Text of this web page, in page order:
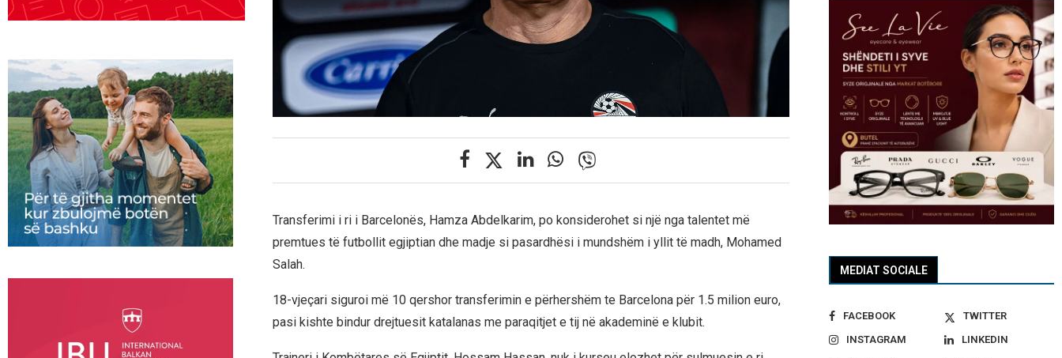
Transferimi i ri i Barcelonës, Hamza Abdelkarim, po konsiderohet si një nga talentet më
premtues të futbollit egjiptian dhe madje si pasardhësi i mundshëm i yllit të madh, Mohamed
Salah.
18-vjeçari siguroi më 10 qershor transferimin e përhershëm te Barcelona për 1.5 milion euro,
pasi kishte bindur drejtuesit katalanas me paraqitjet e tij në akademinë e klubit.
MEDIAT SOCIALE
FACEBOOK
TWITTER
INSTAGRAM
LINKEDIN